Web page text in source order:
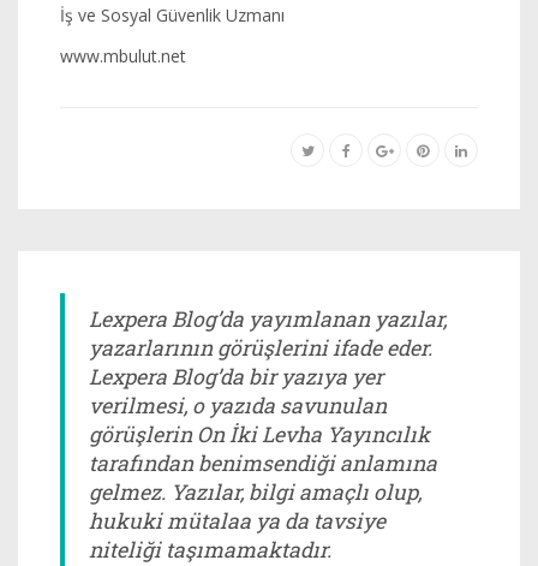
İş ve Sosyal Güvenlik Uzmanı
www.mbulut.net
Lexpera Blog’da yayımlanan yazılar,
yazarlarının görüşlerini ifade eder.
Lexpera Blog’da bir yazıya yer
verilmesi, o yazıda savunulan
görüşlerin On İki Levha Yayıncılık
tarafından benimsendiği anlamına
gelmez. Yazılar, bilgi amaçlı olup,
hukuki mütalaa ya da tavsiye
niteliği taşımamaktadır.